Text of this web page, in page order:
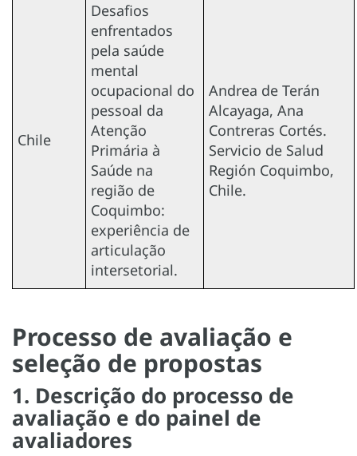
Chile
Desafios
enfrentados
pela saúde
mental
ocupacional do
pessoal da
Atenção
Primária à
Saúde na
região de
Coquimbo:
experiência de
articulação
intersetorial.
Andrea de Terán
Alcayaga, Ana
Contreras Cortés.
Servicio de Salud
Región Coquimbo,
Chile.
Processo de avaliação e
seleção de propostas
1. Descrição do processo de
avaliação e do painel de
avaliadores